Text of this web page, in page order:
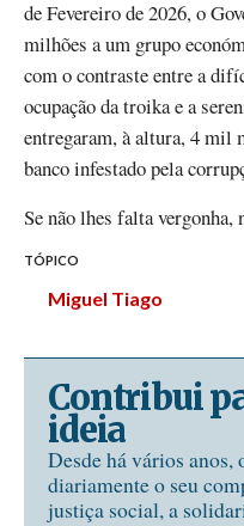
de Fevereiro de 2026, o
milhões a um grupo
com o contraste entre a
ocupação da troika e a
entregaram, à altura, 4 mil
banco infestado pela
Se não lhes falta vergonha,
TÓPICO
Miguel Tiago
Contribui
ideia
Desde há vários
diariamente o seu
justiça social, a